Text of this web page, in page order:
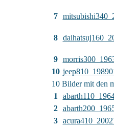
7
8
9
10
10 Bilder mit den
1
2
3